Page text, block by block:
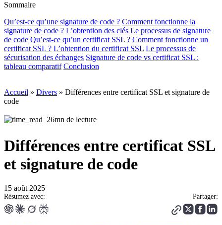
Sommaire
Qu’est-ce qu’une signature de code ? Comment fonctionne la
signature de code ? L’obtention des clés Le processus de signature
de code Qu’est-ce qu’un certificat SSL ? Comment fonctionne un
certificat SSL ? L’obtention du certificat SSL Le processus de
sécurisation des échanges Signature de code vs certificat SSL :
tableau comparatif Conclusion
Accueil » Divers » Différences entre certificat SSL et signature de
code
26mn de lecture
Différences entre certificat SSL
et signature de code
15 août 2025
Résumez avec: Partager: